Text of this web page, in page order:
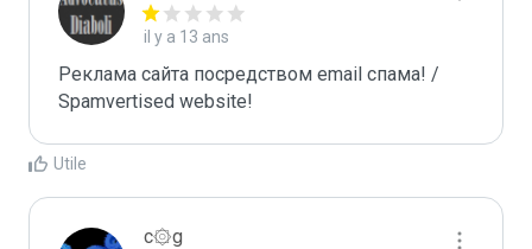
il y a 13 ans
Реклама сайта посредством email спама! /
Spamvertised website!
Utile
c۞g